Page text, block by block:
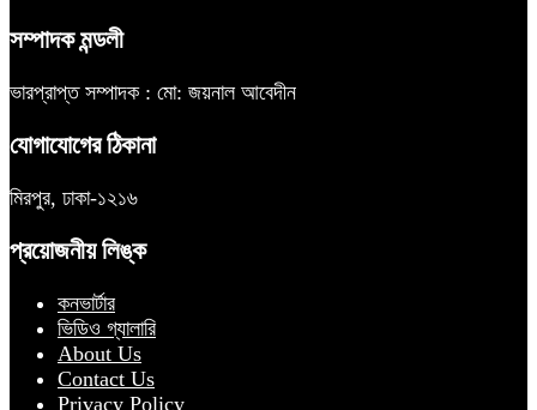
সম্পাদক মন্ডলী
ভারপ্রাপ্ত সম্পাদক : মো: জয়নাল আবেদীন
যোগাযোগের ঠিকানা
মিরপুর, ঢাকা-১২১৬
প্রয়োজনীয় লিঙ্ক
কনভার্টার
ভিডিও গ্যালারি
About Us
Contact Us
Privacy Policy